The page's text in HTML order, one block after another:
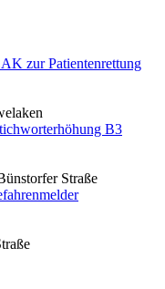
zur Patientenrettung
B3
Straße